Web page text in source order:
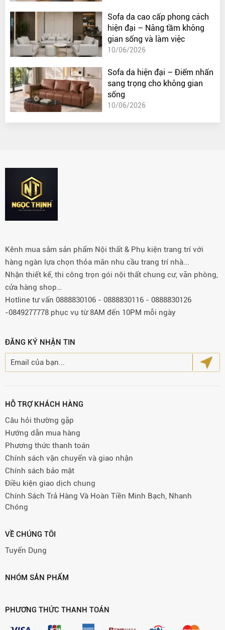
Sofa da cao cấp phong cách
hiện đại – Nâng tầm không
gian sống và làm việc
10/06/2026
Sofa da hiện đại – Điểm nhấn
sang trọng cho không gian
sống
10/06/2026
Kênh mua sắm sản phẩm Nội thất & Phụ kiện trang trí với
hàng ngàn lựa chọn thỏa mãn nhu cầu trang trí nhà...
Nhận thiết kế, thi công trọn gói nội thất chung cư, văn phòng,
cửa hàng shop…
Hotline tư vấn 0888830106 - 0888830116 - 0888830126
-0849277778 phục vụ từ 8AM đến 10PM mỗi ngày
ĐĂNG KÝ NHẬN TIN
HỖ TRỢ KHÁCH HÀNG
Câu hỏi thường gặp
Hướng dẫn mua hàng
Phương thức thanh toán
Chính sách vận chuyển và giao nhận
Chính sách bảo mật
Điều kiện giao dịch chung
Chính Sách Trả Hàng Và Hoàn Tiền Minh Bạch, Nhanh
Chóng
VỀ CHÚNG TÔI
Tuyển Dụng
NHÓM SẢN PHẨM
PHƯƠNG THỨC THANH TOÁN